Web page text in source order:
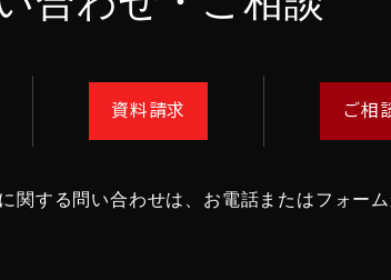
資料請求 ご相
関する問い合わせは、 お電話またはフォー